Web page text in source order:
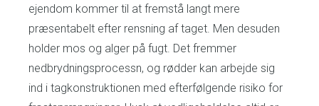
ejendom kommer til at fremstå langt mere
præsentabelt efter rensning af taget. Men desuden
holder mos og alger på fugt. Det fremmer
nedbrydningsprocessn, og rødder kan arbejde sig
ind i tagkonstruktionen med efterfølgende risiko for